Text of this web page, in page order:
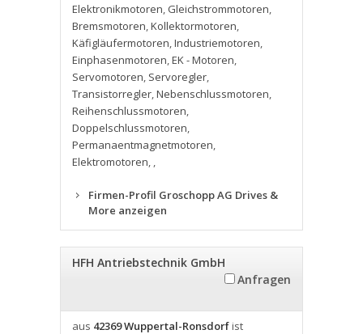
Elektronikmotoren, Gleichstrommotoren,
Bremsmotoren,Kollektormotoren,
Käfigläufermotoren,Industriemotoren,
Einphasenmotoren,EK - Motoren,
Servomotoren, Servoregler,
Transistorregler,Nebenschlussmotoren,
Reihenschlussmotoren,
Doppelschlussmotoren,
Permanaentmagnetmotoren,
Elektromotoren, ,
Firmen-Profil Groschopp AG Drives &
More anzeigen
HFH Antriebstechnik GmbH
Anfragen
aus 42369 Wuppertal-Ronsdorfist